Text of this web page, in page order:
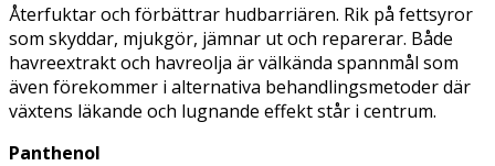
Återfuktar och förbättrar hudbarriären. Rik på fettsyror
som skyddar, mjukgör, jämnar ut och reparerar. Både
havreextrakt och havreolja är välkända spannmål som
även förekommer i alternativa behandlingsmetoder där
växtens läkande och lugnande effekt står i centrum.
Panthenol